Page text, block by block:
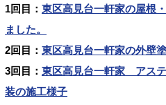
1回目： 東区高見台一軒家の屋根
ました。
2回目： 東区高見台一軒家の外壁
3回目： 東区高見台一軒家 アス
装の施工様子